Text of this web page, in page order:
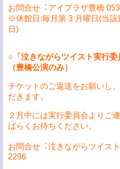
お問合せ︓アイプラザ豊橋
※休館⽇:毎⽉第 3 ⽉曜⽇(当該
⽇)
○ 「泣きながらツイスト実⾏
（豊橋公演のみ）
チケットのご返送をお願いし
だきます。
２⽉中には実⾏委員会よりご
ばらくお待ちください。
お問合せ︓泣きながらツイス
2296